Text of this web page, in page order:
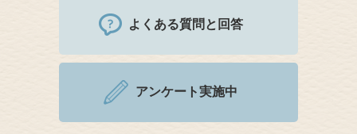
よくある質問と回答
アンケート実施中